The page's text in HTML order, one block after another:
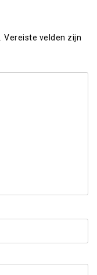
Vereiste velden zijn